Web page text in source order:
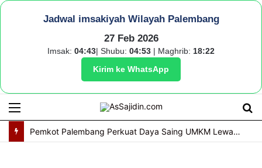
Jadwal imsakiyah Wilayah Palembang
27 Feb 2026
Imsak: 04:43| Shubu: 04:53 | Maghrib: 18:22
Kirim ke WhatsApp
Menu
Pemkot Palembang Perkuat Daya Saing UMKM Lewat Seminar Transformasi Digital